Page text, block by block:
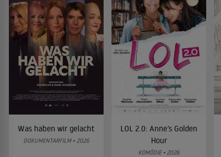
Was haben wir gelacht
DOKUMENTARFILM • 2026
LOL 2.0: Anne’s Golden
Hour
KOMÖDIE • 2026